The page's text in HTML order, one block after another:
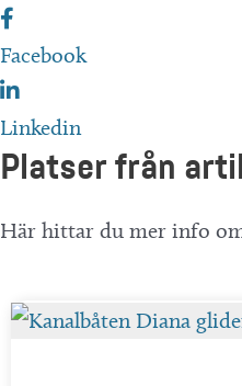
Facebook
Linkedin
Platser från
Här hittar du mer info